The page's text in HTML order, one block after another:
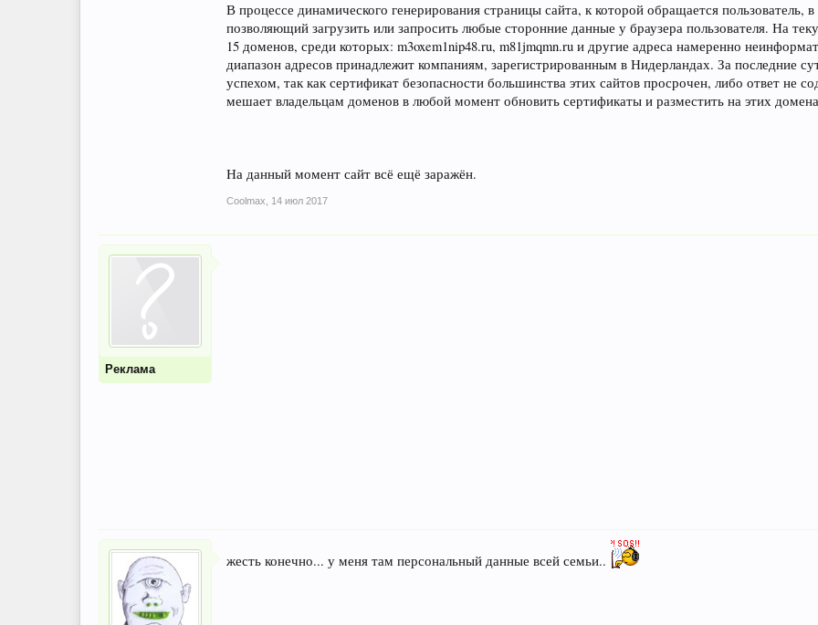
В процессе динамического генерирования страницы сайта, к которой обращается пользователь,
позволяющий загрузить или запросить любые сторонние данные у браузера пользователя. На
15 доменов, среди которых: m3oxem1nip48.ru, m81jmqmn.ru и другие адреса намеренно
диапазон адресов принадлежит компаниям, зарегистрированным в Нидерландах. За последние
успехом, так как сертификат безопасности большинства этих сайтов просрочен, либо ответ не
мешает владельцам доменов в любой момент обновить сертификаты и разместить на этих
На данный момент сайт всё ещё заражён.
Coolmax 14 июл 2017
Реклама
жесть конечно... у меня там персональный данные всей семьи..